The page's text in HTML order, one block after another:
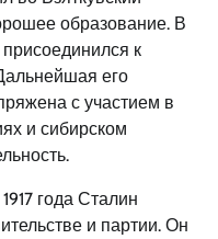
образование. В
присоединился к
его
с участием в
и сибирском
года Сталин
и партии. Он